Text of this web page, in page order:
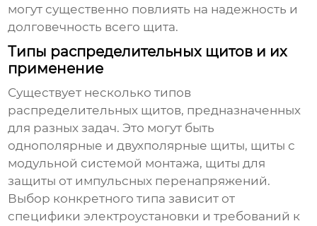
могут существенно повлиять на надежность и
долговечность всего щита.
Типы распределительных щитов и их
применение
Существует несколько типов
распределительных щитов, предназначенных
для разных задач. Это могут быть
однополярные и двухполярные щиты, щиты с
модульной системой монтажа, щиты для
защиты от импульсных перенапряжений.
Выбор конкретного типа зависит от
специфики электроустановки и требований к